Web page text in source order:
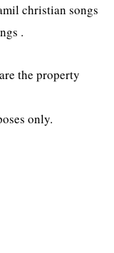
christian songs
.
the property
only.